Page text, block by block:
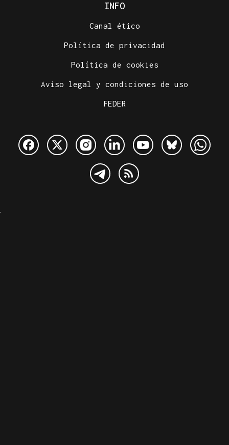
INFO
Canal ético
Política de privacidad
Política de cookies
Aviso legal y condiciones de uso
FEDER